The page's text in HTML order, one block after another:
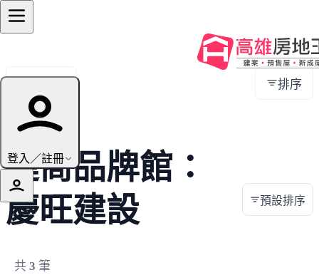
登入／註冊
排序
建商品牌館：
慶旺建設
共 3 筆
預設排序